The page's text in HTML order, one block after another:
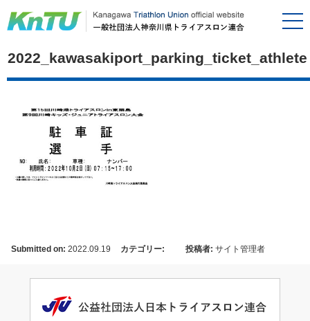
2022_kawasakiport_parking_ticket_athlete
Submitted on: 2022.09.19 カテゴリー: 投稿者: サイト管理者